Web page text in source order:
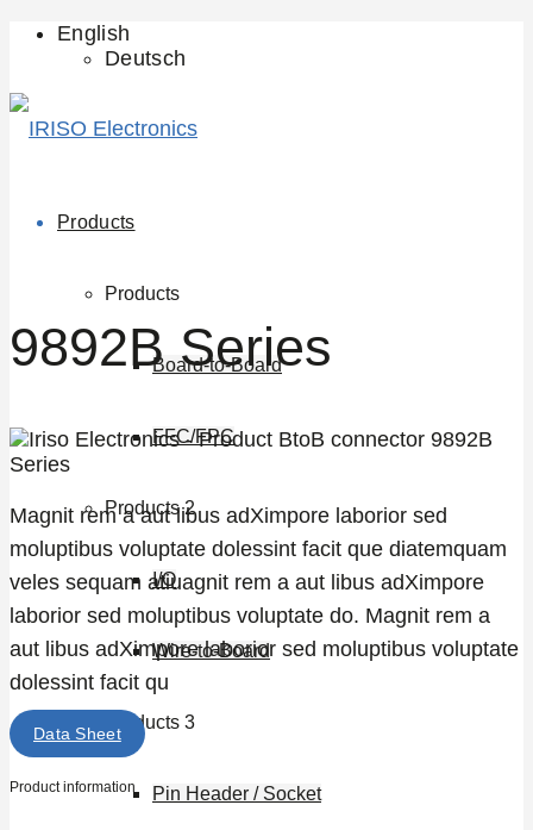
English
Deutsch
Products
Products
Board-to-Board
FFC/FPC
Products 2
I/O
Wire-to-Board
Products 3
Pin Header / Socket
9892B Series
Magnit rem a aut libus adXimpore laborior sed
moluptibus voluptate dolessint facit que diatemquam
veles sequam atiuagnit rem a aut libus adXimpore
laborior sed moluptibus voluptate do. Magnit rem a
aut libus adXimpore laborior sed moluptibus voluptate
dolessint facit qu
Data Sheet
Product information